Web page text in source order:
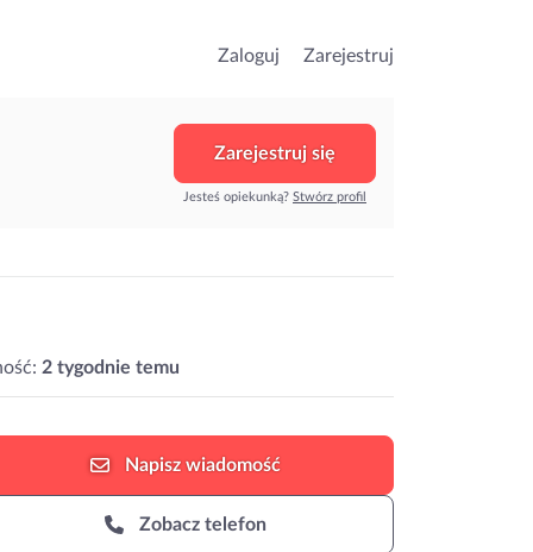
Zaloguj Zarejestruj
Zarejestruj się
Jesteś opiekunką? Stwórz profil
2 tygodnie temu
Napisz wiadomość
Zobacz telefon